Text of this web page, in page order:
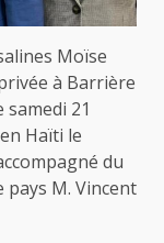
Moïse
à Barrière
21
Haïti le
du
pays M. Vincent